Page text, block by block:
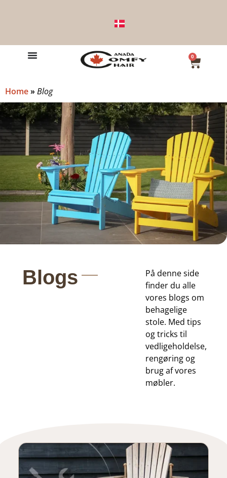
0
Home»Blog
Blogs
På denne side
finder du alle
vores blogs om
behagelige
stole. Med tips
og tricks til
vedligeholdelse,
rengøring og
brug af vores
møbler.